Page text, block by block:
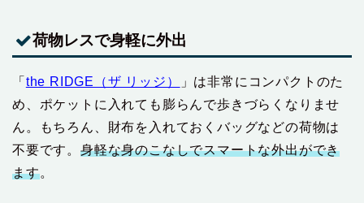
荷物レスで身軽に外出
「 the RIDGE（ザ リッジ）
」は非常にコンパクトのた
め、ポケットに入れても膨らんで歩きづらくなりませ
ん。もちろん、財布を入れておくバッグなどの荷物は
不要です。 身軽な身のこなしでスマートな外出ができ
ます。